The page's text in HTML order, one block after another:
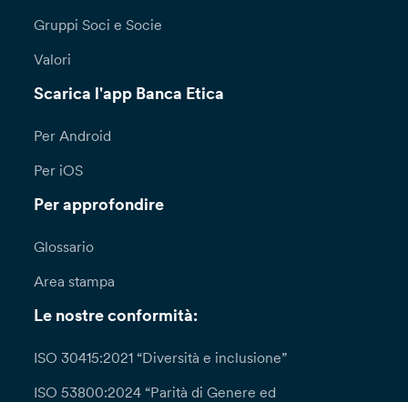
Gruppi Soci e Socie
Valori
Scarica l'app Banca Etica
Per Android
Per iOS
Per approfondire
Glossario
Area stampa
Le nostre conformità:
ISO 30415:2021 “Diversità e inclusione”
ISO 53800:2024 “Parità di Genere ed